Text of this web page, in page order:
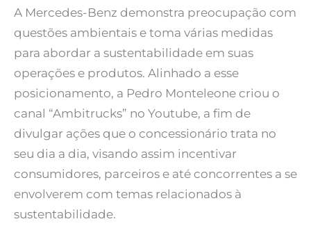
A Mercedes-Benz demonstra preocupação com
questões ambientais e toma várias medidas
para abordar a sustentabilidade em suas
operações e produtos. Alinhado a esse
posicionamento, a Pedro Monteleone criou o
canal “Ambitrucks” no Youtube, a fim de
divulgar ações que o concessionário trata no
seu dia a dia, visando assim incentivar
consumidores, parceiros e até concorrentes a se
envolverem com temas relacionados à
sustentabilidade.